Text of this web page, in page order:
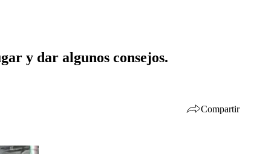
y dar algunos consejos.
Compartir